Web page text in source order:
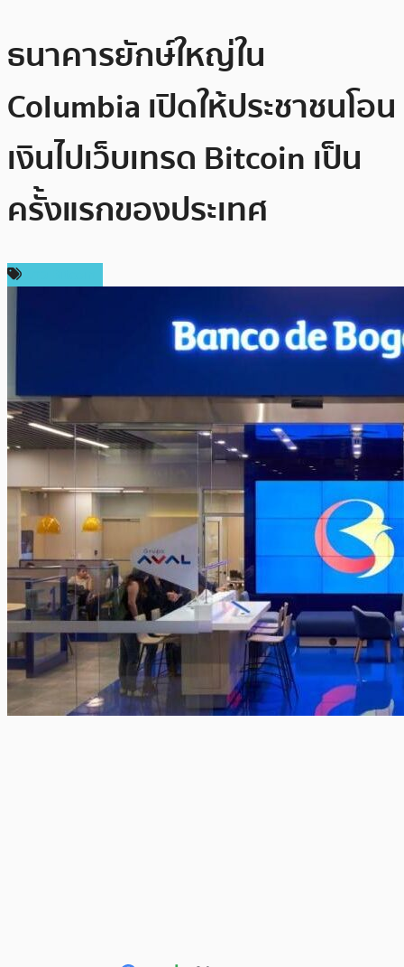
ธนาคารยักษ์ใหญ่ใน
Columbia เปิดให้ประชาชนโอน
เงินไปเว็บเทรด Bitcoin เป็น
ครั้งแรกของประเทศ